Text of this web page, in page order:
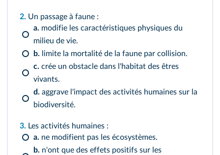
2. Un passage à faune :
a. modifie les caractéristiques physiques du
milieu de vie.
b. limite la mortalité de la faune par collision.
c.
vivants.
d. aggrave l'impact des activités humaines sur la
biodiversité.
3. Les activités humaines :
a. ne modifient pas les écosystèmes.
b. n'ont que des effets positifs sur les